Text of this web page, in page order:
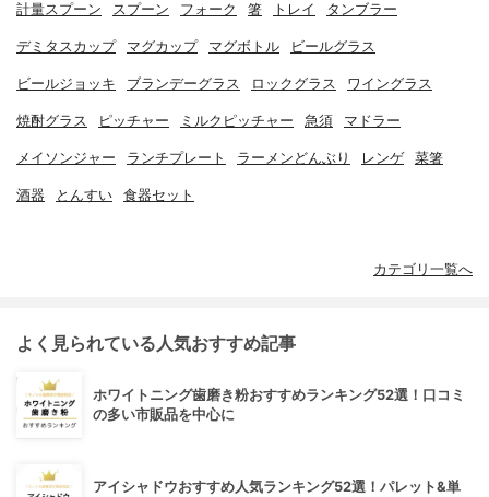
計量スプーン スプーン フォーク 箸 トレイ タンブラー
デミタスカップ マグカップ マグボトル ビールグラス
ビールジョッキ ブランデーグラス ロックグラス ワイングラス
焼酎グラス ピッチャー ミルクピッチャー 急須 マドラー
メイソンジャー ランチプレート ラーメンどんぶり レンゲ 菜箸
酒器 とんすい 食器セット
カテゴリ一覧へ
よく見られている人気おすすめ記事
ホワイトニング歯磨き粉おすすめランキング52選！口コミ
の多い市販品を中心に
アイシャドウおすすめ人気ランキング52選！パレット&単